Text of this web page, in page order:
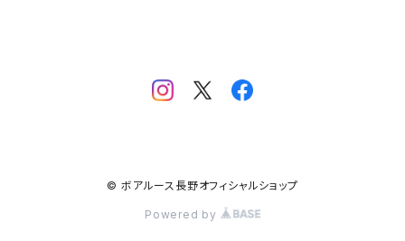
© ボアルース長野オフィシャルショップ
Powered by